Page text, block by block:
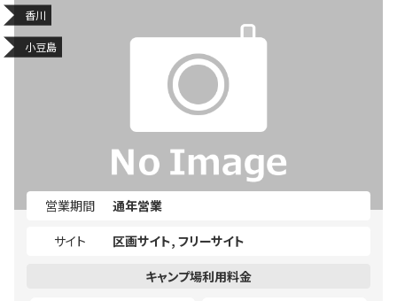
香川
小豆島
営業期間
通年営業
サイト
区画サイト フリーサイト